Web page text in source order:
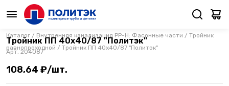
Каталог / Внутренняя канализация PP-H: Фасонные части / Тройник
равнопроходной / Тройник ПП 40х40/87 "Политэк"
Тройник ПП 40х40/87 "Политэк"
Арт.204087
108,64 ₽/шт.